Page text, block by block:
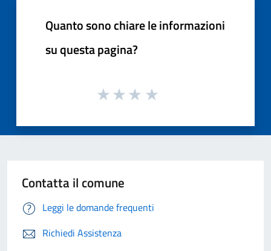
Quanto sono chiare le informazioni
su questa pagina?
Contatta il comune
Leggi le domande frequenti
Richiedi Assistenza